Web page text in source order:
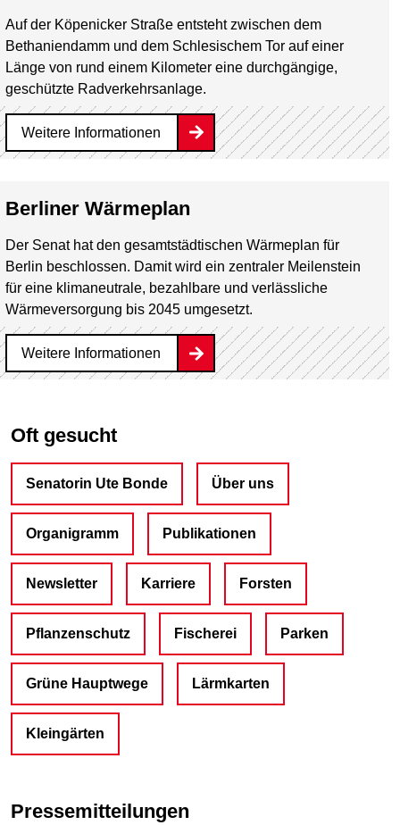
Auf der Köpenicker Straße entsteht zwischen dem
Bethaniendamm und dem Schlesischem Tor auf einer
Länge von rund einem Kilometer eine durchgängige,
geschützte Radverkehrsanlage.
Weitere Informationen
Berliner Wärmeplan
Der Senat hat den gesamtstädtischen Wärmeplan für
Berlin beschlossen. Damit wird ein zentraler Meilenstein
für eine klimaneutrale, bezahlbare und verlässliche
Wärmeversorgung bis 2045 umgesetzt.
Weitere Informationen
Oft gesucht
Senatorin Ute Bonde Über uns
Organigramm Publikationen
Newsletter Karriere Forsten
Pflanzenschutz Fischerei Parken
Grüne Hauptwege Lärmkarten
Kleingärten
Pressemitteilungen